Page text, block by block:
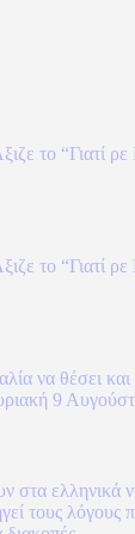
το “Γιατί
το “Γιατί
να θέσει
9
στα ελληνικά
τους λόγους